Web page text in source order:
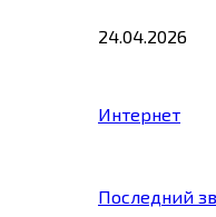
24.04.2026
Интернет
Последний